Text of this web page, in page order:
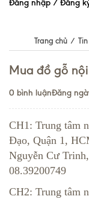
Đăng nhập / Đăng
Trang chủ /
Mua đồ gỗ
Đăng
0 bình luận
CH1: Trung tâm
Đạo, Quận 1,
Nguyễn Cư
08.39200749
CH2: Trung tâm